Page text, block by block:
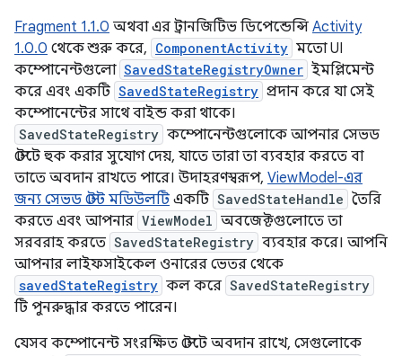
Fragment 1.1.0 অথবা এর ট্রানজিটিভ ডিপেন্ডেন্সি Activity
1.0.0 থেকে শুরু করে, ComponentActivity মতো UI
কম্পোনেন্টগুলো SavedStateRegistryOwner ইমপ্লিমেন্ট
করে এবং একটি SavedStateRegistry প্রদান করে যা সেই
কম্পোনেন্টের সাথে বাইন্ড করা থাকে।
SavedStateRegistry কম্পোনেন্টগুলোকে আপনার সেভড
স্টেটে হুক করার সুযোগ দেয়, যাতে তারা তা ব্যবহার করতে বা
তাতে অবদান রাখতে পারে। উদাহরণস্বরূপ, ViewModel-এর
জন্য সেভড স্টেট মডিউলটি একটি SavedStateHandle তৈরি
করতে এবং আপনার ViewModel অবজেক্টগুলোতে তা
সরবরাহ করতে SavedStateRegistry ব্যবহার করে। আপনি
আপনার লাইফসাইকেল ওনারের ভেতর থেকে
savedStateRegistry কল করে SavedStateRegistry
টি পুনরুদ্ধার করতে পারেন।
যেসব কম্পোনেন্ট সংরক্ষিত স্টেটে অবদান রাখে, সেগুলোকে